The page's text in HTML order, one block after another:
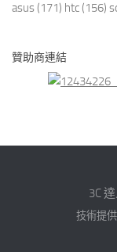
asus (171) htc (156)
贊助商連結
3C
技術提供